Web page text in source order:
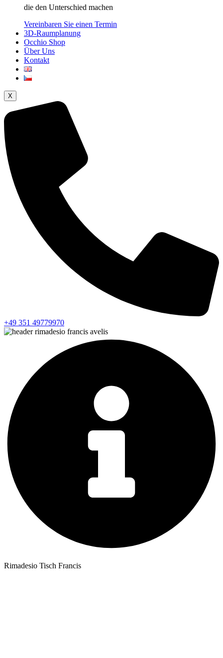
die den Unterschied machen
Vereinbaren Sie einen Termin
3D-Raumplanung
Occhio Shop
Über Uns
Kontakt
X
+49 351 49779970
Rimadesio Tisch Francis